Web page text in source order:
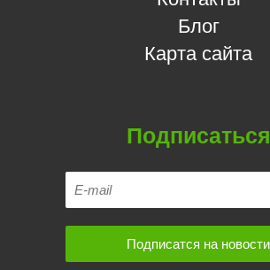
Блог
Карта сайта
Подписаться